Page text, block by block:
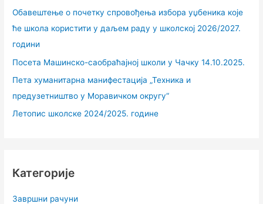
Обавештење о почетку спровођења избора уџбеника које
ће школа користити у даљем раду у школској 2026/2027.
години
Посета Машинско-саобраћајној школи у Чачку 14.10.2025.
Пета хуманитарна манифестација „Техника и
предузетништво у Моравичком округу“
Летопис школске 2024/2025. године
Категорије
Завршни рачуни